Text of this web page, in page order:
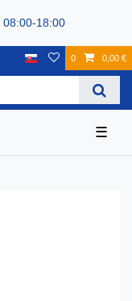
18:00
0 0,00 €
☰